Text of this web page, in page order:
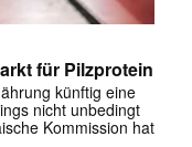
für Pilzprotein
künftig eine
nicht unbedingt
Kommission hat